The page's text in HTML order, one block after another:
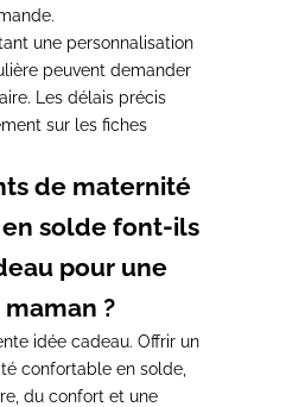
une personnalisation
peuvent demander
Les délais précis
sur les fiches
de maternité
solde font-ils
pour une
?
idée cadeau. Offrir un
confortable en solde,
du confort et une